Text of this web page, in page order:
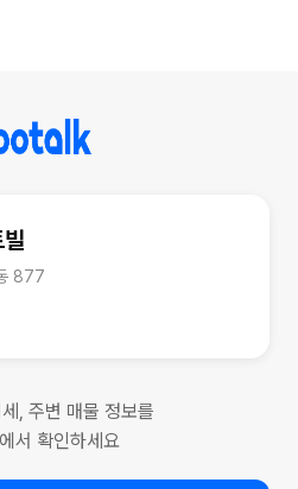
877
, 주변 매물 정보를
서 확인하세요